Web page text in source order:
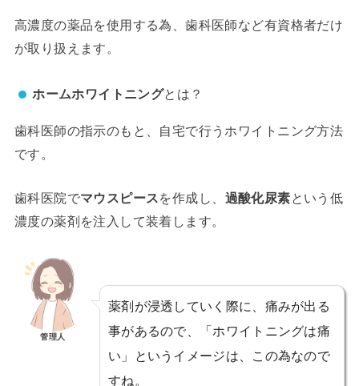
高濃度の薬品を使用する為、歯科医師など有資格者だけ
が取り扱えます。
ホームホワイトニングとは？
歯科医師の指示のもと、自宅で行うホワイトニング方法
です。
歯科医院でマウスピースを作成し、 過酸化尿素という低
濃度の薬剤を注入して装着します。
管理人
薬剤が浸透していく際に、痛みが出る
事があるので、「ホワイトニングは痛
い」というイメージは、この為なので
すね。